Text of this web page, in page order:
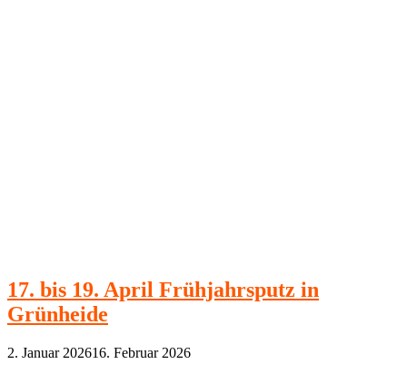
17. bis 19. April Frühjahrsputz in
Grünheide
2. Januar 202616. Februar 2026